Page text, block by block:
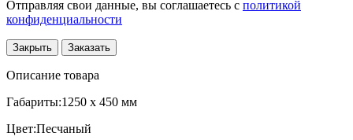
Отправляя свои данные, вы соглашаетесь с политикой
конфиденциальности
Закрыть Заказать
Описание товара
Габариты:1250 x 450 мм
Цвет:Песчаный